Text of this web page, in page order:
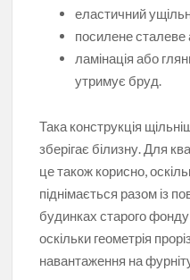
еластичний
посилене сталеве
ламінація або
утримує бруд.
Така конструкція
зберігає білизну. Для
це також корисно,
піднімається разом із
будинках старого
оскільки геометрія
навантаження на